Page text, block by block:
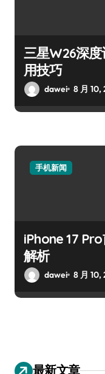
三星W26深
用技巧
dawei 8 月 10,
手机新闻
iPhone 17
解析
dawei 8 月 10,
最新文章